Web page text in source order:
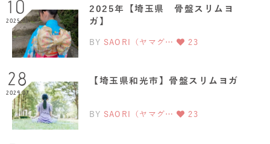
10
2025.01
2025年【埼玉県 骨盤スリムヨ
ガ】
BY SAORI（ヤマグ… 23
28
2024.07
【埼玉県和光市】骨盤スリムヨガ
BY SAORI（ヤマグ… 23